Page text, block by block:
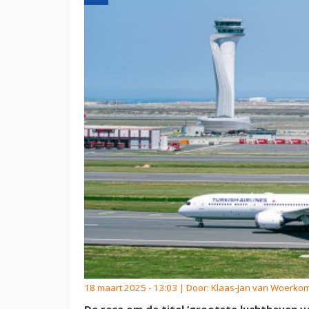
18 maart 2025 - 13:03 | Door: Klaas-Jan van